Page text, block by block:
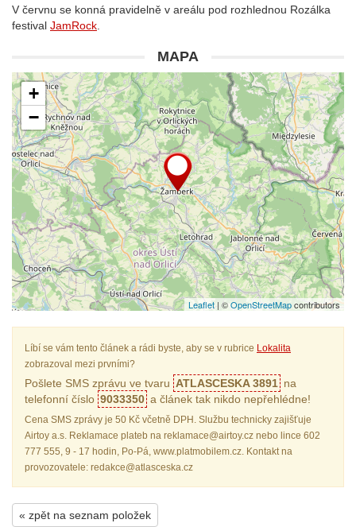
V červnu se konná pravidelně v areálu pod rozhlednou Rozálka
festival JamRock
MAPA
+
−
Leaflet | ©OpenStreetMapcontributors
Líbí se vám tento článek a rádi byste, aby se v rubrice Lokalita
zobrazoval mezi prvními?
Pošlete SMS zprávu ve tvaru ATLASCESKA 3891 na
telefonní číslo 9033350 a článek tak nikdo nepřehlédne!
Cena SMS zprávy je 50 Kč včetně DPH. Službu technicky zajišťuje
Airtoy a.s. Reklamace plateb na reklamace@airtoy.cz nebo lince 602
777 555, 9 - 17 hodin, Po-Pá, www.platmobilem.cz. Kontakt na
provozovatele: redakce@atlasceska.cz
« zpět na seznam položek